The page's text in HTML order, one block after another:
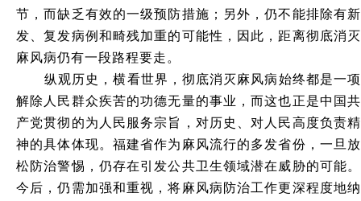
节，而缺乏有效的一级预防措施；另外，仍不能排除有新
发、复发病例和畸残加重的可能性，因此，距离彻底消灭
麻风病仍有一段路程要走。
纵观历史，横看世界，彻底消灭麻风病始终都是一项
解除人民群众疾苦的功德无量的事业，而这也正是中国共
产党贯彻的为人民服务宗旨，对历史、对人民高度负责精
神的具体体现。福建省作为麻风流行的多发省份，一旦放
松防治警惕，仍存在引发公共卫生领域潜在威胁的可能。
今后，仍需加强和重视，将麻风病防治工作更深程度地纳